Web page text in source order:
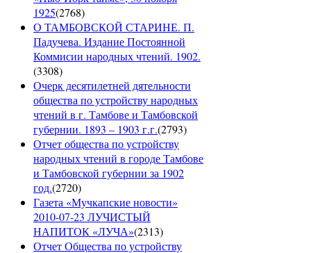
1925(2768)
О ТАМБОВСКОЙ СТАРИНЕ. П.
Падучева. Издание Постоянной
Коммисии народных чтений. 1902.
(3308)
Очерк десятилетней дятельности
общества по устройству народных
чтений в г. Тамбове и Тамбовской
губернии. 1893 – 1903 г.г.(2793)
Отчет общества по устройству
народных чтений в городе Тамбове
и Тамбовской губернии за 1902
год.(2720)
Газета «Мучкапские новости»
2010-07-23 ЛУЧИСТЫЙ
НАПИТОК «ЛУЧА»(2313)
Отчет Общества по устройству